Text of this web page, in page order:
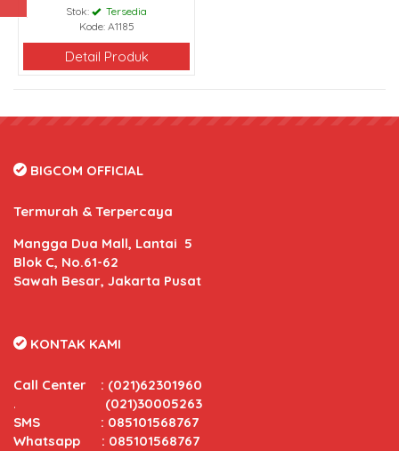
Stok:
Tersedia
Kode: A1185
Detail Produk
BIGCOM OFFICIAL
Termurah & Terpercaya
Mangga Dua Mall, Lantai 5
Blok C, No.61-62
Sawah Besar, Jakarta Pusat
KONTAK KAMI
Call Center : (021)62301960
. (021)30005263
SMS : 085101568767
Whatsapp : 085101568767